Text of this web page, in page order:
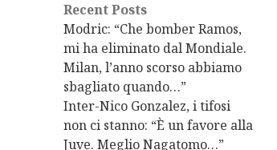
Recent Posts
Modric: “Che bomber Ramos,
mi ha eliminato dal Mondiale.
Milan, l’anno scorso abbiamo
sbagliato quando…”
Inter-Nico Gonzalez, i tifosi
non ci stanno: “È un favore alla
Juve. Meglio Nagatomo…”